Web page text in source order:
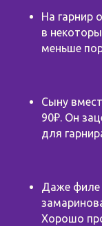
На гарнир
в
меньше
Сыну
90₽. Он
для
Даже филе
Хорошо